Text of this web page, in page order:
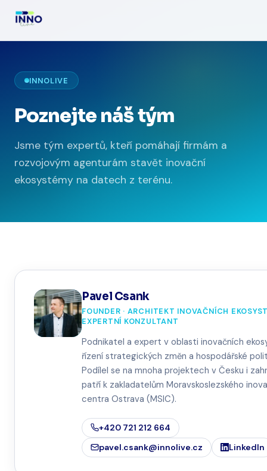
INNOLIVE
Poznejte náš tým
Jsme tým expertů, kteří pomáhají firmám a
rozvojovým agenturám stavět inovační
ekosystémy na datech z terénu.
Pavel Csank
FOUNDER · ARCHITEKT INOVAČNÍCH
EXPERTNÍ KONZULTANT
Podnikatel a expert v oblasti inovačních
řízení strategických změn a hospodářské
Podílel se na mnoha projektech v Česku i
patří k zakladatelům Moravskoslezského
centra Ostrava (MSIC).
+420 721 212 664
pavel.csank@innolive.cz
LinkedIn